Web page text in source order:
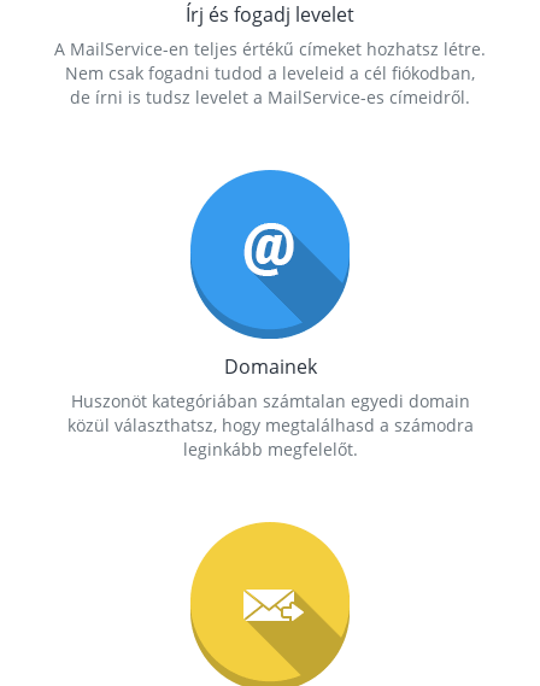
Írj és fogadj levelet
A MailService-en teljes értékű címeket hozhatsz létre.
Nem csak fogadni tudod a leveleid a cél fiókodban,
de írni is tudsz levelet a MailService-es címeidről.
Domainek
Huszonöt kategóriában számtalan egyedi domain
közül választhatsz, hogy megtalálhasd a számodra
leginkább megfelelőt.